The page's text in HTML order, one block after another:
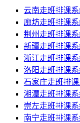
云南走班排课
廊坊走班排课
荆州走班排课
新疆走班排课
浙江走班排课
洛阳走班排课
石家庄走班排
湘潭走班排课
崇左走班排课
南宁走班排课